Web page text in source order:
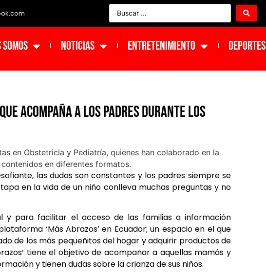
NOTICIAS ENTRETENIMIENTO DEPORTES
acompaña a los padres durante los
las dudas son constantes y los padres siempre se
en la vida de un niño conlleva muchas preguntas y no
y para facilitar el acceso de las familias a información
‘Más Abrazos’ en Ecuador; un espacio en el que
de los más pequeñitos del hogar y adquirir productos de
tiene el objetivo de acompañar a aquellas mamás y
y tienen dudas sobre la crianza de sus niños.